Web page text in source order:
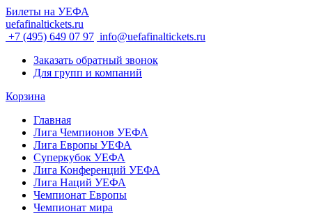
Билеты на УЕФА
uefafinaltickets.ru
+7 (495) 649 07 97 info@uefafinaltickets.ru
Заказать обратный звонок
Для групп и компаний
Корзина
Главная
Лига Чемпионов УЕФА
Лига Европы УЕФА
Суперкубок УЕФА
Лига Конференций УЕФА
Лига Наций УЕФА
Чемпионат Европы
Чемпионат мира